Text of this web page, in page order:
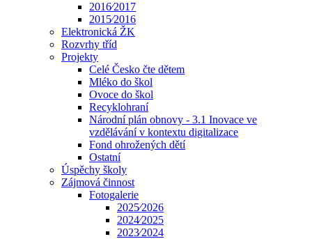
2016⁄2017
2015⁄2016
Elektronická ŽK
Rozvrhy tříd
Projekty
Celé Česko čte dětem
Mléko do škol
Ovoce do škol
Recyklohraní
Národní plán obnovy - 3.1 Inovace ve
vzdělávání v kontextu digitalizace
Fond ohrožených dětí
Ostatní
Úspěchy školy
Zájmová činnost
Fotogalerie
2025⁄2026
2024⁄2025
2023⁄2024